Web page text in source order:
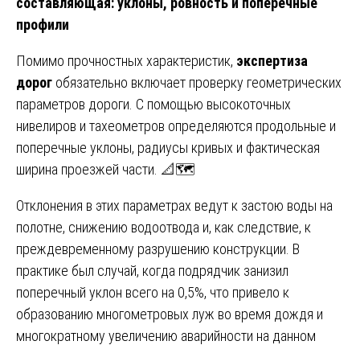
профили
Помимо прочностных характеристик, экспертиза
дорог обязательно включает проверку геометрических
параметров дороги. С помощью высокоточных
нивелиров и тахеометров определяются продольные и
поперечные уклоны, радиусы кривых и фактическая
ширина проезжей части. 📐🗺️
Отклонения в этих параметрах ведут к застою воды на
полотне, снижению водоотвода и, как следствие, к
преждевременному разрушению конструкции. В
практике был случай, когда подрядчик занизил
поперечный уклон всего на 0,5%, что привело к
образованию многометровых луж во время дождя и
многократному увеличению аварийности на данном